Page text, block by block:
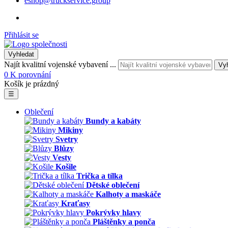
Přihlásit se
Vyhledat
Najít kvalitní vojenské vybavení ...
0 K porovnání
Košík je prázdný
☰
Oblečení
Bundy a kabáty
Mikiny
Svetry
Blůzy
Vesty
Košile
Trička a tílka
Dětské oblečení
Kalhoty a maskáče
Kraťasy
Pokrývky hlavy
Pláštěnky a ponča